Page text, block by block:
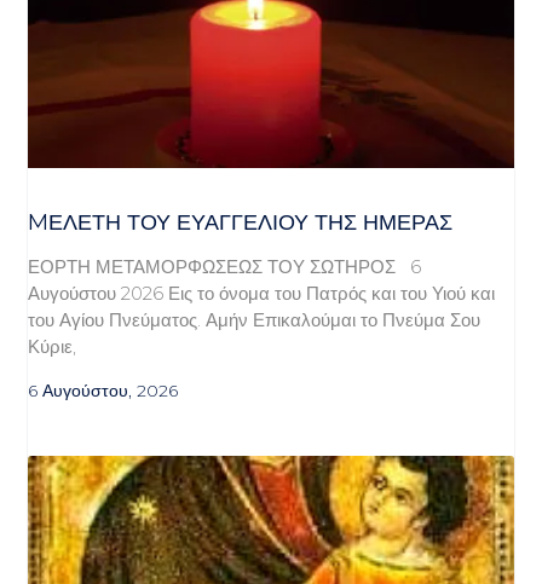
MΕΛΈΤΗ ΤΟΥ ΕΥΑΓΓΕΛΊΟΥ ΤΗΣ ΗΜΈΡΑΣ
ΕΟΡΤΗ ΜΕΤΑΜΟΡΦΩΣΕΩΣ ΤΟΥ ΣΩΤΗΡΟΣ 6
Αυγούστου 2026 Εις το όνομα του Πατρός και του Υιού και
του Αγίου Πνεύματος. Αμήν Επικαλούμαι το Πνεύμα Σου
Κύριε,
6 Αυγούστου, 2026